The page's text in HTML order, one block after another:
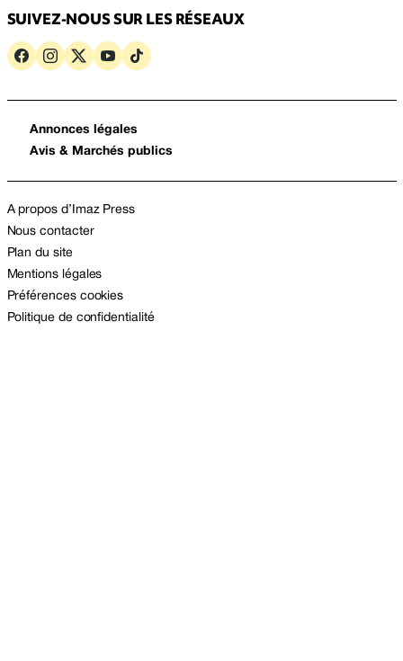
SUIVEZ-NOUS SUR LES RÉSEAUX
Annonces légales
Avis & Marchés publics
A propos d’Imaz Press
Nous contacter
Plan du site
Mentions légales
Préférences cookies
Politique de confidentialité